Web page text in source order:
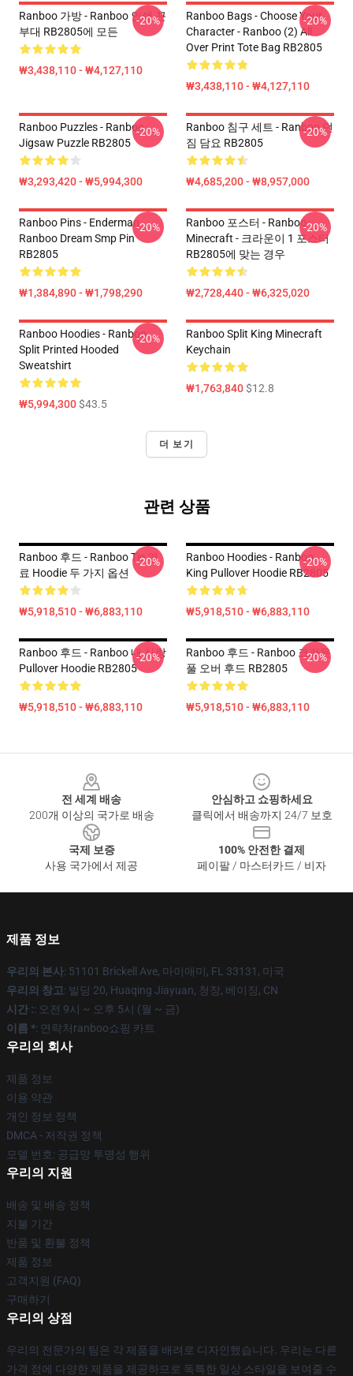
Ranboo 가방 - Ranboo 인쇄 끈
부대 RB2805에 모든
₩3,438,110 - ₩4,127,110
-20%
Ranboo Bags - Choose Your
Character - Ranboo (2) All
Over Print Tote Bag RB2805
₩3,438,110 - ₩4,127,110
-20%
Ranboo Puzzles - Ranboo
Jigsaw Puzzle RB2805
₩3,293,420 - ₩5,994,300
-20%
Ranboo 침구 세트 - Ranboo 던
짐 담요 RB2805
₩4,685,200 - ₩8,957,000
-20%
Ranboo Pins - Enderman
Ranboo Dream Smp Pin
RB2805
₩1,384,890 - ₩1,798,290
-20%
Ranboo 포스터 - Ranboo
Minecraft - 크라운이 1 포스터
RB2805에 맞는 경우
₩2,728,440 - ₩6,325,020
-20%
Ranboo Hoodies - Ranboo
Split Printed Hooded
Sweatshirt
₩5,994,300$43.5
-20%
Ranboo Split King Minecraft
Keychain
₩1,763,840$12.8
더 보기
관련 상품
Ranboo 후드 - Ranboo Tie 염
료 Hoodie 두 가지 옵션
₩5,918,510 - ₩6,883,110
-20%
Ranboo Hoodies - Ranboo
King Pullover Hoodie RB2805
₩5,918,510 - ₩6,883,110
-20%
Ranboo 후드 - Ranboo 내 사랑
Pullover Hoodie RB2805
₩5,918,510 - ₩6,883,110
-20%
Ranboo 후드 - Ranboo 크라운
풀 오버 후드 RB2805
₩5,918,510 - ₩6,883,110
-20%
전 세계 배송
200개 이상의 국가로 배송
안심하고 쇼핑하세요
클릭에서 배송까지 24/7 보호
국제 보증
사용 국가에서 제공
100% 안전한 결제
페이팔 / 마스터카드 / 비자
제품 정보
우리의 본사: 51101 Brickell Ave, 마이애미, FL 33131, 미국
우리의 창고: 빌딩 20, Huaqing Jiayuan, 청장, 베이징, CN
시간 :: 오전 9시 ~ 오후 5시 (월 ~ 금)
이름 *: 연락처ranboo쇼핑 카트
우리의 회사
제품 정보
이용 약관
개인 정보 정책
DMCA - 저작권 정책
모델 번호: 공급망 투명성 행위
우리의 지원
배송 및 배송 정책
지불 기간
반품 및 환불 정책
제품 정보
고객지원 (FAQ)
구매하기
우리의 상점
우리의 전문가의 팀은 각 제품을 배려로 디자인했습니다. 우리는 다른
가격 점에 다양한 제품을 제공하므로 독특한 일상 스타일을 보여줄 수